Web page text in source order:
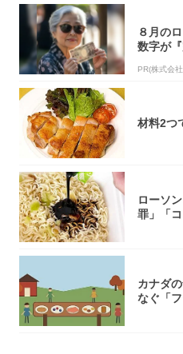
８月の
数字が
PR(株式会
材料2つ
ローソ
罪」「
カナダ
なぐ「